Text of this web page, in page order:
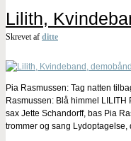
Lilith,
Skrevet af ditte
Pia Rasmussen: Tag natten
Rasmussen: Blå himmel
sax Jette Schandorff, bas Pia
trommer og sang